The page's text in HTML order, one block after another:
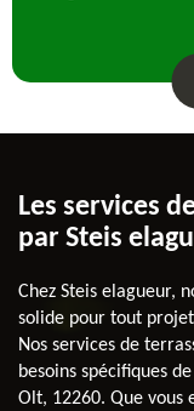
Les services
par Steis
Chez Steis elagueur,
solide pour tout
Nos services de
besoins spécifiques
Olt, 12260. Que vous